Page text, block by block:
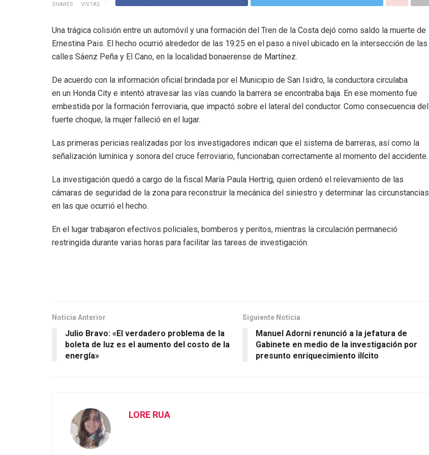
SHARES VISTAS
Una trágica colisión entre un automóvil y una formación del Tren de la Costa dejó como saldo la muerte de
Ernestina Pais. El hecho ocurrió alrededor de las 19:25 en el paso a nivel ubicado en la intersección de las
calles Sáenz Peña y El Cano, en la localidad bonaerense de Martínez.
De acuerdo con la información oficial brindada por el Municipio de San Isidro, la conductora circulaba
en un Honda City e intentó atravesar las vías cuando la barrera se encontraba baja. En ese momento fue
embestida por la formación ferroviaria, que impactó sobre el lateral del conductor. Como consecuencia del
fuerte choque, la mujer falleció en el lugar.
Las primeras pericias realizadas por los investigadores indican que el sistema de barreras, así como la
señalización lumínica y sonora del cruce ferroviario, funcionaban correctamente al momento del accidente.
La investigación quedó a cargo de la fiscal María Paula Hertrig, quien ordenó el relevamiento de las
cámaras de seguridad de la zona para reconstruir la mecánica del siniestro y determinar las circunstancias
en las que ocurrió el hecho.
En el lugar trabajaron efectivos policiales, bomberos y peritos, mientras la circulación permaneció
restringida durante varias horas para facilitar las tareas de investigación.
Noticia Anterior
Julio Bravo: «El verdadero problema de la
boleta de luz es el aumento del costo de la
energía»
Siguiente Noticia
Manuel Adorni renunció a la jefatura de
Gabinete en medio de la investigación por
presunto enriquecimiento ilícito
LORE RUA